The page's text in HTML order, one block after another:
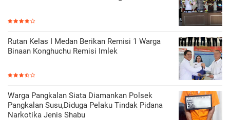
Rutan Kelas I Medan Berikan Remisi 1 Warga
Binaan Konghuchu Remisi Imlek
Warga Pangkalan Siata Diamankan Polsek
Pangkalan Susu,Diduga Pelaku Tindak Pidana
Narkotika Jenis Shabu